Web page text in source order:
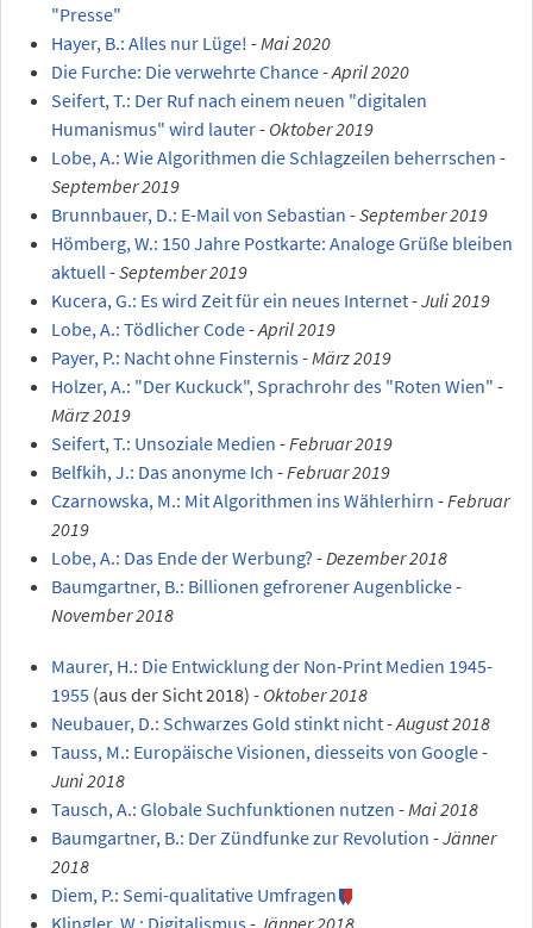
"Presse"
Hayer, B.: Alles nur Lüge! -Mai 2020
Die Furche: Die verwehrte Chance-April 2020
Seifert, T.: Der Ruf nach einem neuen "digitalen
Humanismus" wird lauter- Oktober 2019
Lobe, A.: Wie Algorithmen die Schlagzeilen beherrschen -
September 2019
Brunnbauer, D.: E-Mail von Sebastian -September 2019
Hömberg, W.: 150 Jahre Postkarte: Analoge Grüße bleiben
aktuell -September 2019
Kucera, G.: Es wird Zeit für ein neues Internet-Juli 2019
Lobe, A.: Tödlicher Code-April 2019
Payer, P.: Nacht ohne Finsternis-März 2019
Holzer, A.: "Der Kuckuck", Sprachrohr des "Roten Wien" -
März 2019
Seifert, T.: Unsoziale Medien -Februar 2019
Belfkih, J.: Das anonyme Ich -Februar 2019
Czarnowska, M.: Mit Algorithmen ins Wählerhirn -Februar
2019
Lobe, A.: Das Ende der Werbung? -Dezember 2018
Baumgartner, B.: Billionen gefrorener Augenblicke-
November 2018
Maurer, H.: Die Entwicklung der Non-Print Medien 1945-
1955 (aus der Sicht 2018) - Oktober 2018
Neubauer, D.: Schwarzes Gold stinkt nicht-August 2018
Tauss, M.: Europäische Visionen, diesseits von Google-
Juni 2018
Tausch, A.: Globale Suchfunktionen nutzen -Mai 2018
Baumgartner, B.: Der Zündfunke zur Revolution -Jänner
2018
Diem, P.: Semi-qualitative Umfragen
Klingler, W.: Digitalismus-Jänner 2018